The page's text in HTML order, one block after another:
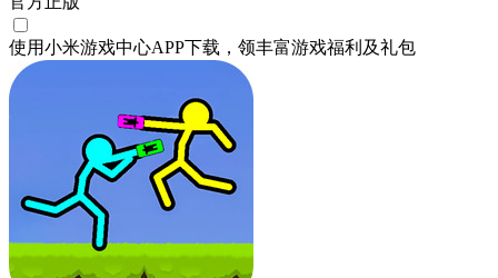
使用小米游戏中心APP下载 ，领丰富游戏福利 及礼包